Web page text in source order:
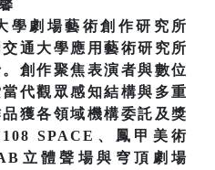
學劇場藝術創作研究所
通大學應用藝術研究所
創作聚焦表演者與數位
代觀眾感知結構與多重
獲各領域機構委託及獎
SPACE、鳳甲美術
立體聲場與穹頂劇場